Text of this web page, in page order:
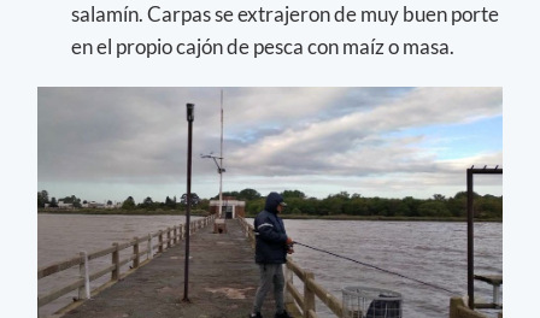
salamín. Carpas se extrajeron de muy buen porte
en el propio cajón de pesca con maíz o masa.